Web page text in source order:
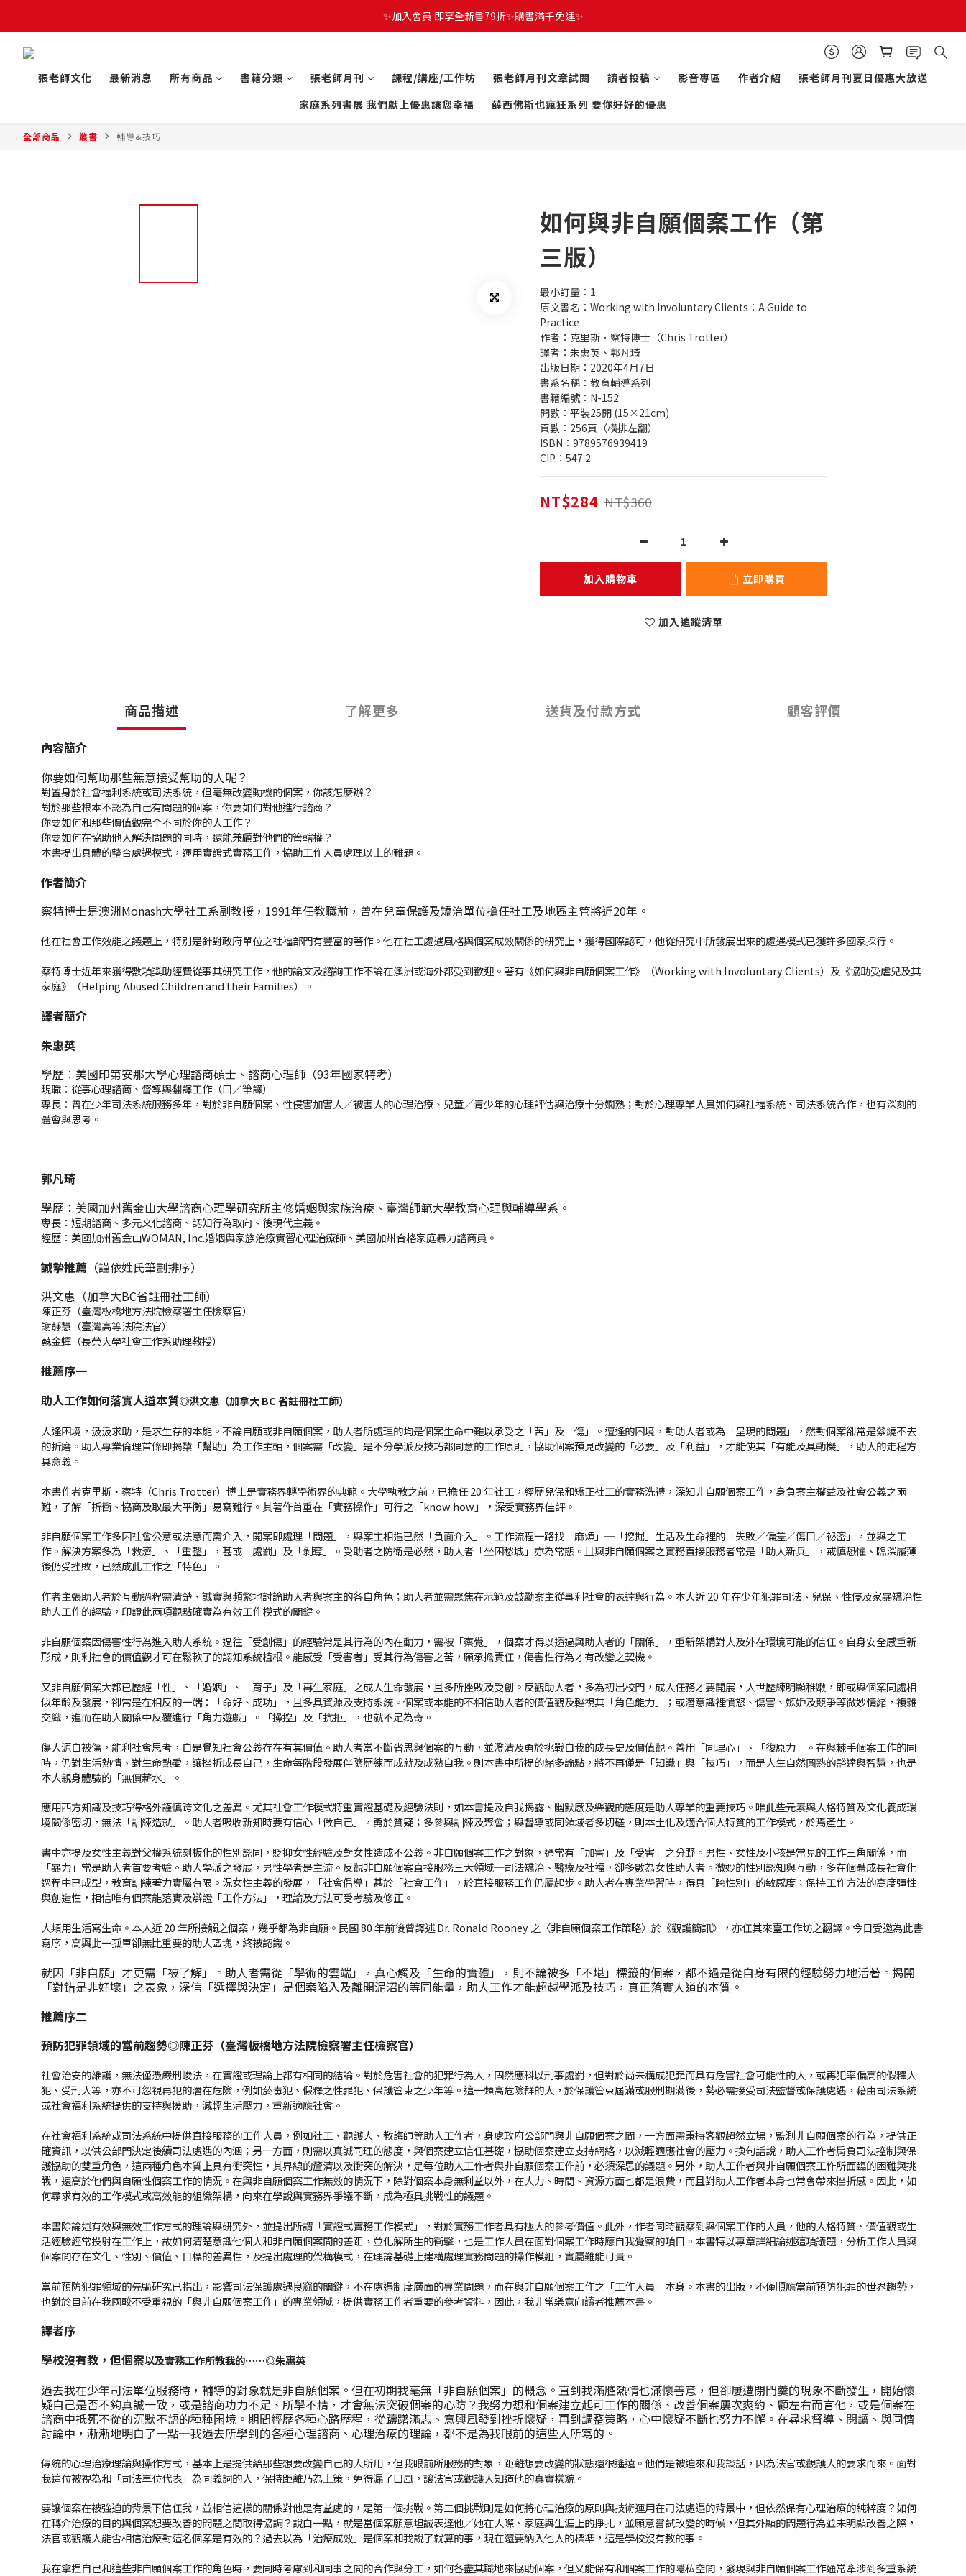
✨加入會員 即享全新書79折✨購書滿千免運✨
張老師文化 最新消息 所有商品 書籍分類 張老師月刊 課程/講座/工作坊 張老師月刊文章試閱 讀者投稿 影音專區 作者介紹
張老師月刊夏日優惠大放送
家庭系列書展 我們獻上優惠讓您幸福
薛西佛斯也瘋狂系列 要你好好的優惠
全部商品 叢書 輔導&技巧
如何與非自願個案工作（第
三版）
最小訂量：1
原文書名：Working with Involuntary Clients：A Guide to
Practice
作者：克里斯．察特博士（Chris Trotter）
譯者：朱惠英、郭凡琦
出版日期：2020年4月7日
書系名稱：教育輔導系列
書籍編號：N-152
開數：平裝25開 (15×21cm)
頁數：256頁（橫排左翻）
ISBN：9789576939419
CIP：547.2
NT$284 NT$360
加入購物車 立即購買
加入追蹤清單
商品描述 了解更多 送貨及付款方式 顧客評價
內容簡介
你要如何幫助那些無意接受幫助的人呢？
對置身於社會福利系統或司法系統，但毫無改變動機的個案，你該怎麼辦？
對於那些根本不認為自己有問題的個案，你要如何對他進行諮商？
你要如何和那些價值觀完全不同於你的人工作？
你要如何在協助他人解決問題的同時，還能兼顧對他們的管轄權？
本書提出具體的整合處遇模式，運用實證式實務工作，協助工作人員處理以上的難題。
作者簡介
察特博士是澳洲Monash大學社工系副教授，1991年任教職前，曾在兒童保護及矯治單位擔任社工及地區主管將近20年。
他在社會工作效能之議題上，特別是針對政府單位之社福部門有豐富的著作。他在社工處遇風格與個案成效關係的研究上，獲得國際認可，他從研究中所發展出來的處遇模式已獲許多國家採行。
察特博士近年來獲得數項獎助經費從事其研究工作，他的論文及諮詢工作不論在澳洲或海外都受到歡迎。著有《如何與非自願個案工作》（Working with Involuntary Clients）及《協助受虐兒及其
家庭》（Helping Abused Children and their Families）。
譯者簡介
朱惠英
學歷︰美國印第安那大學心理諮商碩士、諮商心理師（93年國家特考）
現職︰從事心理諮商、督導與翻譯工作（口／筆譯）
專長︰曾在少年司法系統服務多年，對於非自願個案、性侵害加害人／被害人的心理治療、兒童╱青少年的心理評估與治療十分嫻熟；對於心理專業人員如何與社福系統、司法系統合作，也有深刻的
體會與思考。
郭凡琦
學歷：美國加州舊金山大學諮商心理學研究所主修婚姻與家族治療、臺灣師範大學教育心理與輔導學系。
專長：短期諮商、多元文化諮商、認知行為取向、後現代主義。
經歷：美國加州舊金山WOMAN, Inc.婚姻與家族治療實習心理治療師、美國加州合格家庭暴力諮商員。
誠摯推薦 （謹依姓氏筆劃排序）
洪文惠（加拿大BC省註冊社工師）
陳正芬（臺灣板橋地方法院檢察署主任檢察官）
謝靜慧（臺灣高等法院法官）
蘇金蟬（長榮大學社會工作系助理教授）
推薦序一
助人工作如何落實人道本質◎洪文惠（加拿大BC省註冊社工師）
人逢困境，汲汲求助，是求生存的本能。不論自願或非自願個案，助人者所處理的均是個案生命中難以承受之「苦」及「傷」。遭逢的困境，對助人者或為「呈現的問題」，然對個案卻常是縈繞不去
的折磨。助人專業倫理首條即揭櫫「幫助」為工作主軸，個案需「改變」是不分學派及技巧都同意的工作原則，協助個案預見改變的「必要」及「利益」，才能使其「有能及具動機」，助人的走程方
具意義。
本書作者克里斯‧察特（Chris Trotter）博士是實務界轉學術界的典範。大學執教之前，已擔任 20 年社工，經歷兒保和矯正社工的實務洗禮，深知非自願個案工作，身負案主權益及社會公義之兩
難，了解「折衝、協商及取最大平衡」易寫難行。其著作首重在「實務操作」可行之「know how」，深受實務界佳評。
非自願個案工作多因社會公意或法意而需介入，開案即處理「問題」，與案主相遇已然「負面介入」。工作流程一路找「麻煩」─「挖掘」生活及生命裡的「失敗／偏差／傷口／祕密」，並與之工
作。解決方案多為「救濟」、「重整」，甚或「處罰」及「剝奪」。受助者之防衛是必然，助人者「坐困愁城」亦為常態。且與非自願個案之實務直接服務者常是「助人新兵」，戒慎恐懼、臨深履薄
後仍受挫敗，已然成此工作之「特色」。
作者主張助人者於互動過程需清楚、誠實與頻繁地討論助人者與案主的各自角色；助人者並需聚焦在示範及鼓勵案主從事利社會的表達與行為。本人近 20 年在少年犯罪司法、兒保、性侵及家暴矯治性
助人工作的經驗，印證此兩項觀點確實為有效工作模式的關鍵。
非自願個案因傷害性行為進入助人系統。過往「受創傷」的經驗常是其行為的內在動力，需被「察覺」，個案才得以透過與助人者的「關係」，重新架構對人及外在環境可能的信任。自身安全感重新
形成，則利社會的價值觀才可在鬆軟了的認知系統植根。能感受「受害者」受其行為傷害之苦，願承擔責任，傷害性行為才有改變之契機。
又非自願個案大都已歷經「性」、「婚姻」、「育子」及「再生家庭」之成人生命發展，且多所挫敗及受創。反觀助人者，多為初出校門，成人任務才要開展，人世歷練明顯稚嫩，即或與個案同處相
似年齡及發展，卻常是在相反的一端：「命好、成功」，且多具資源及支持系統。個案或本能的不相信助人者的價值觀及輕視其「角色能力」；或潛意識裡憤怒、傷害、嫉妒及競爭等微妙情緒，複雜
交織，進而在助人關係中反覆進行「角力遊戲」。「操控」及「抗拒」，也就不足為奇。
傷人源自被傷，能利社會思考，自是覺知社會公義存在有其價值。助人者當不斷省思與個案的互動，並澄清及勇於挑戰自我的成長史及價值觀。善用「同理心」、「復原力」。在與棘手個案工作的同
時，仍對生活熱情、對生命熱愛，讓挫折成長自己，生命每階段發展伴隨歷練而成就及成熟自我。則本書中所提的諸多論點，將不再僅是「知識」與「技巧」，而是人生自然圓熟的豁達與智慧，也是
本人親身體驗的「無價薪水」。
應用西方知識及技巧得格外謹慎跨文化之差異。尤其社會工作模式特重實證基礎及經驗法則，如本書提及自我揭露、幽默感及樂觀的態度是助人專業的重要技巧。唯此些元素與人格特質及文化養成環
境關係密切，無法「訓練造就」。助人者吸收新知時要有信心「做自己」，勇於質疑；多參與訓練及聚會；與督導或同領域者多切磋，則本土化及適合個人特質的工作模式，於焉產生。
書中亦提及女性主義對父權系統刻板化的性別認同，貶抑女性經驗及對女性造成不公義。非自願個案工作之對象，通常有「加害」及「受害」之分野。男性、女性及小孩是常見的工作三角關係，而
「暴力」常是助人者首要考驗。助人學派之發展，男性學者是主流。反觀非自願個案直接服務三大領域─司法矯治、醫療及社福，卻多數為女性助人者。微妙的性別認知與互動，多在個體成長社會化
過程中已成型，教育訓練著力實屬有限。況女性主義的發展，「社會倡導」甚於「社會工作」，於直接服務工作仍屬起步。助人者在專業學習時，得具「跨性別」的敏感度；保持工作方法的高度彈性
與創造性，相信唯有個案能落實及辯證「工作方法」，理論及方法可受考驗及修正。
人類用生活寫生命。本人近 20 年所接觸之個案，幾乎都為非自願。民國 80 年前後曾譯述 Dr. Ronald Rooney 之〈非自願個案工作策略〉於《觀護簡訊》，亦任其來臺工作坊之翻譯。今日受邀為此書
寫序，高興此一孤單卻無比重要的助人區塊，終被認識。
就因「非自願」才更需「被了解」。助人者需從「學術的雲端」，真心觸及「生命的實體」，則不論被多「不堪」標籤的個案，都不過是從自身有限的經驗努力地活著。揭開
「對錯是非好壞」之表象，深信「選擇與決定」是個案陷入及離開泥沼的等同能量，助人工作才能超越學派及技巧，真正落實人道的本質。
推薦序二
預防犯罪領域的當前趨勢◎陳正芬（臺灣板橋地方法院檢察署主任檢察官）
社會治安的維護，無法僅憑嚴刑峻法，在實證或理論上都有相同的結論。對於危害社會的犯罪行為人，固然應科以刑事處罰，但對於尚未構成犯罪而具有危害社會可能性的人，或再犯率偏高的假釋人
犯、受刑人等，亦不可忽視再犯的潛在危險，例如菸毒犯、假釋之性罪犯、保護管束之少年等。這一類高危險群的人，於保護管束屆滿或服刑期滿後，勢必需接受司法監督或保護處遇，藉由司法系統
或社會福利系統提供的支持與援助，減輕生活壓力，重新適應社會。
在社會福利系統或司法系統中提供直接服務的工作人員，例如社工、觀護人、教誨師等助人工作者，身處政府公部門與非自願個案之間，一方面需秉持客觀超然立場，監測非自願個案的行為，提供正
確資訊，以供公部門決定後續司法處遇的內涵；另一方面，則需以真誠同理的態度，與個案建立信任基礎，協助個案建立支持網絡，以減輕適應社會的壓力。換句話說，助人工作者肩負司法控制與保
護協助的雙重角色，這兩種角色本質上具有衝突性，其界線的釐清以及衝突的解決，是每位助人工作者與非自願個案工作前，必須深思的議題。另外，助人工作者與非自願個案工作所面臨的困難與挑
戰，遠高於他們與自願性個案工作的情況。在與非自願個案工作無效的情況下，除對個案本身無利益以外，在人力、時間、資源方面也都是浪費，而且對助人工作者本身也常會帶來挫折感。因此，如
何尋求有效的工作模式或高效能的組織架構，向來在學說與實務界爭議不斷，成為極具挑戰性的議題。
本書除論述有效與無效工作方式的理論與研究外，並提出所謂「實證式實務工作模式」，對於實務工作者具有極大的參考價值。此外，作者同時觀察到與個案工作的人員，他的人格特質、價值觀或生
活經驗經常投射在工作上，故如何清楚意識他個人和非自願個案間的差距，並化解所生的衝擊，也是工作人員在面對個案工作時應自我覺察的項目。本書特以專章詳細論述這項議題，分析工作人員與
個案間存在文化、性別、價值、目標的差異性，及提出處理的架構模式，在理論基礎上建構處理實務問題的操作模組，實屬難能可貴。
當前預防犯罪領域的先驅研究已指出，影響司法保護處遇良窳的關鍵，不在處遇制度層面的專業問題，而在與非自願個案工作之「工作人員」本身。本書的出版，不僅順應當前預防犯罪的世界趨勢，
也對於目前在我國較不受重視的「與非自願個案工作」的專業領域，提供實務工作者重要的參考資料，因此，我非常樂意向讀者推薦本書。
譯者序
學校沒有教，但個案以及實務工作所教我的⋯⋯◎朱惠英
過去我在少年司法單位服務時，輔導的對象就是非自願個案。但在初期我毫無「非自願個案」的概念。直到我滿腔熱情也滿懷善意，但卻屢遭閉門羹的現象不斷發生，開始懷
疑自己是否不夠真誠一致，或是諮商功力不足、所學不精，才會無法突破個案的心防？我努力想和個案建立起可工作的關係、改善個案屢次爽約、顧左右而言他，或是個案在
諮商中抵死不從的沉默不語的種種困境。期間經歷各種心路歷程，從躊躇滿志、意興風發到挫折懷疑，再到調整策略，心中懷疑不斷也努力不懈。在尋求督導、閱讀、與同儕
討論中，漸漸地明白了一點─我過去所學到的各種心理諮商、心理治療的理論，都不是為我眼前的這些人所寫的。
傳統的心理治療理論與操作方式，基本上是提供給那些想要改變自己的人所用，但我眼前所服務的對象，距離想要改變的狀態還很遙遠。他們是被迫來和我談話，因為法官或觀護人的要求而來。面對
我這位被視為和「司法單位代表」為同義詞的人，保持距離乃為上策，免得漏了口風，讓法官或觀護人知道他的真實樣貌。
要讓個案在被強迫的背景下信任我，並相信這樣的關係對他是有益處的，是第一個挑戰。第二個挑戰則是如何將心理治療的原則與技術運用在司法處遇的背景中，但依然保有心理治療的純粹度？如何
在轉介治療的目的與個案想要改善的問題之間取得協調？說白一點，就是當個案願意坦誠表達他╱她在人際、家庭與生涯上的掙扎，並願意嘗試改變的時候，但其外顯的問題行為並未明顯改善之際，
法官或觀護人能否相信治療對這名個案是有效的？過去以為「治療成效」是個案和我說了就算的事，現在還要納入他人的標準，這是學校沒有教的事。
我在拿捏自己和這些非自願個案工作的角色時，要同時考慮到和同事之間的合作與分工，如何各盡其職地來協助個案，但又能保有和個案工作的隱私空間，發現與非自願個案工作通常牽涉到多重系統
立即購買